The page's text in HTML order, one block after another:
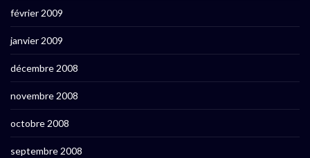
février 2009
janvier 2009
décembre 2008
novembre 2008
octobre 2008
septembre 2008